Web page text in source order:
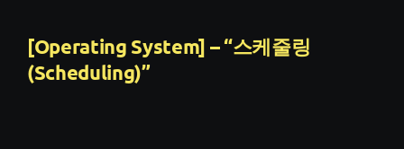
[Operating System] – “스케줄링
(Scheduling)”